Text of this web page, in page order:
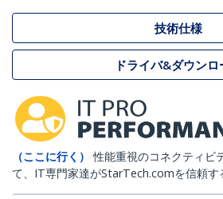
技術仕様
ドライバ&ダウンロ
（ここに行く）
性能重視のコネクティビ
て、IT専門家達がStarTech.comを信頼す